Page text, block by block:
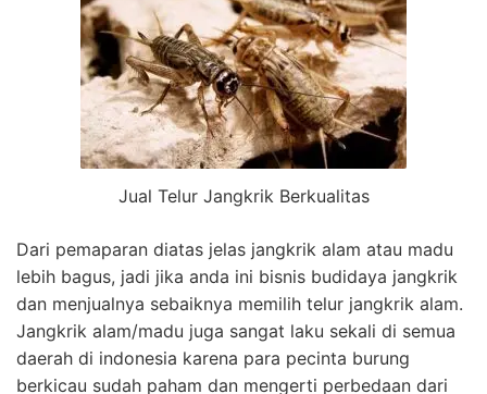
Jual Telur Jangkrik Berkualitas
Dari pemaparan diatas jelas jangkrik alam atau madu
lebih bagus, jadi jika anda ini bisnis budidaya jangkrik
dan menjualnya sebaiknya memilih telur jangkrik alam.
Jangkrik alam/madu juga sangat laku sekali di semua
daerah di indonesia karena para pecinta burung
berkicau sudah paham dan mengerti perbedaan dari